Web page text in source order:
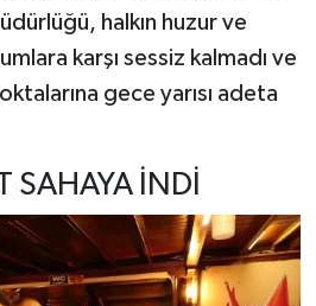
halkın huzur ve
karşı sessiz kalmadı ve
gece yarısı adeta
SAHAYA İNDİ